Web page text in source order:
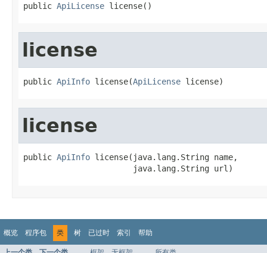
public ApiLicense license()
license
public ApiInfo license(ApiLicense license)
license
public ApiInfo license(java.lang.String name,
                       java.lang.String url)
概览 程序包 类 树 已过时 索引 帮助